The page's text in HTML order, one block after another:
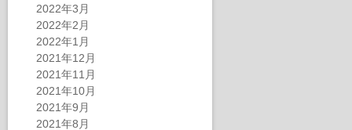
2022年3月
2022年2月
2022年1月
2021年12月
2021年11月
2021年10月
2021年9月
2021年8月